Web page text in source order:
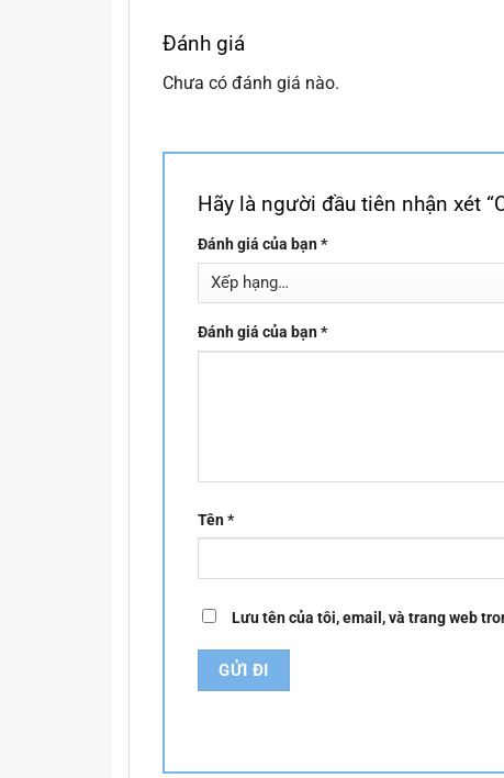
Đánh giá
Chưa có đánh giá nào.
Hãy là người đầu tiên nhận xét
Đánh giá của bạn*
Đánh giá của bạn*
Tên*
Lưu tên của tôi, email, và trang web